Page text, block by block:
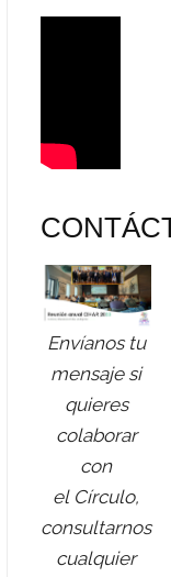
Envíanos tu
mensaje si
quieres
colaborar
con
el Círculo,
consultarnos
cualquier